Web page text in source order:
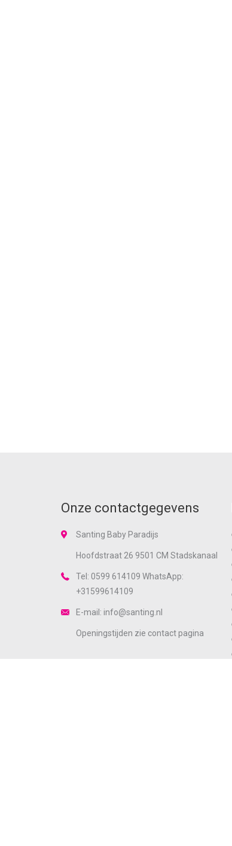
Onze contactgegevens
Santing Baby Paradijs
Hoofdstraat 26 9501 CM Stadskanaal
Tel: 0599 614109 WhatsApp:
+31599614109
E-mail: info@santing.nl
Openingstijden zie contactpagina